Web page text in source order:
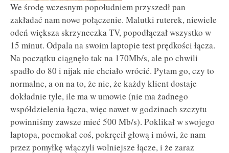
We środę wczesnym popołudniem przyszedł pan
zakładać nam nowe połączenie. Malutki ruterek, niewiele
odeń większa skrzyneczka TV, popodłączał wszystko w
15 minut. Odpala na swoim laptopie test prędkości łącza.
Na początku ciągnęło tak na 170Mb/s, ale po chwili
spadło do 80 i nijak nie chciało wrócić. Pytam go, czy to
normalne, a on na to, że nie, że każdy klient dostaje
dokładnie tyle, ile ma w umowie (nie ma żadnego
współdzielenia łącza, więc nawet w godzinach szczytu
powinniśmy zawsze mieć 500 Mb/s). Poklikał w swojego
laptopa, pocmokał coś, pokręcił głową i mówi, że nam
przez pomyłkę włączyli wolniejsze łącze, i że zaraz